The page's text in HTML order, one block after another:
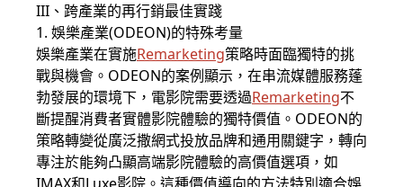
III、跨產業的再行銷最佳實踐
1. 娛樂產業(ODEON)的特殊考量
娛樂產業在實施Remarketing策略時面臨獨特的挑
戰與機會。ODEON的案例顯示，在串流媒體服務蓬
勃發展的環境下，電影院需要透過Remarketing不
斷提醒消費者實體影院體驗的獨特價值。ODEON的
策略轉變從廣泛撒網式投放品牌和通用關鍵字，轉向
專注於能夠凸顯高端影院體驗的高價值選項，如